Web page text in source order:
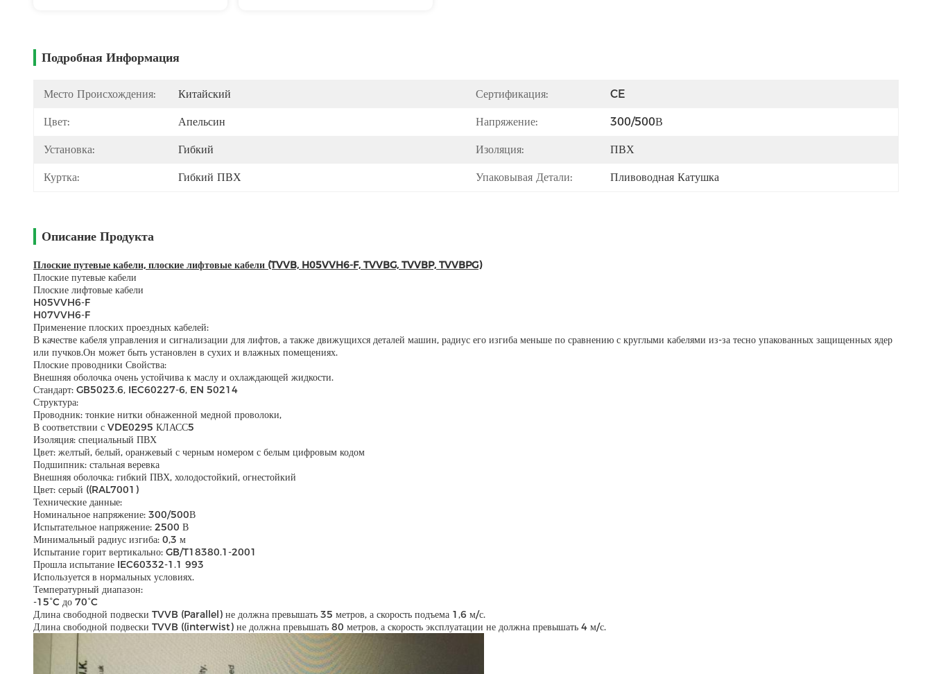
Подробная Информация
Место Происхождения: Китайский Сертификация: CE
Цвет: Апельсин Напряжение: 300/500В
Установка: Гибкий Изоляция: ПВХ
Куртка: Гибкий ПВХ Упаковывая Детали: Пливоводная Катушка
Описание Продукта
Плоские путевые кабели, плоские лифтовые кабели (TVVB, H05VVH6-F, TVVBG, TVVBP, TVVBPG)
Плоские путевые кабели
Плоские лифтовые кабели
H05VVH6-F
H07VVH6-F
Применение плоских проездных кабелей:
В качестве кабеля управления и сигнализации для лифтов, а также движущихся деталей машин, радиус его изгиба меньше по сравнению с круглыми кабелями из-за тесно упакованных защищенных ядер
или пучков.Он может быть установлен в сухих и влажных помещениях.
Плоские проводники Свойства:
Внешняя оболочка очень устойчива к маслу и охлаждающей жидкости.
Стандарт: GB5023.6, IEC60227-6, EN 50214
Структура:
Проводник: тонкие нитки обнаженной медной проволоки,
В соответствии с VDE0295 КЛАСС5
Изоляция: специальный ПВХ
Цвет: желтый, белый, оранжевый с черным номером с белым цифровым кодом
Подшипник: стальная веревка
Внешняя оболочка: гибкий ПВХ, холодостойкий, огнестойкий
Цвет: серый ((RAL7001)
Технические данные:
Номинальное напряжение: 300/500В
Испытательное напряжение: 2500 В
Минимальный радиус изгиба: 0,3 м
Испытание горит вертикально: GB/T18380.1-2001
Прошла испытание IEC60332-1.1 993
Используется в нормальных условиях.
Температурный диапазон:
-15°C до 70°C
Длина свободной подвески TVVB (Parallel) не должна превышать 35 метров, а скорость подъема 1,6 м/с.
Длина свободной подвески TVVB ((interwist) не должна превышать 80 метров, а скорость эксплуатации не должна превышать 4 м/с.